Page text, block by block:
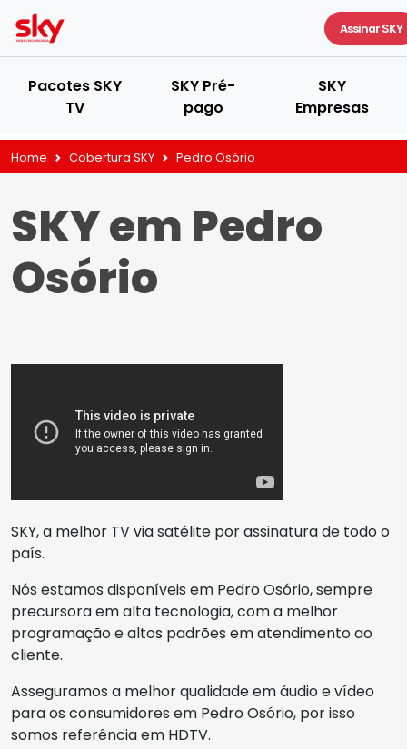
Assinar SKY
Pacotes SKY
TV
SKY Pré-
pago
SKY
Empresas
Home Cobertura SKY Pedro Osório
SKY em Pedro
Osório
SKY, a melhor TV via satélite por assinatura de todo o
país.
Nós estamos disponíveis em Pedro Osório, sempre
precursora em alta tecnologia, com a melhor
programação e altos padrões em atendimento ao
cliente.
Asseguramos a melhor qualidade em áudio e vídeo
para os consumidores em Pedro Osório, por isso
somos referência em HDTV.